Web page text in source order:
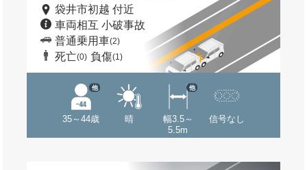
袋井市初越 付近
車両相互 小破事故
普通乗用車(2)
死亡(0) 負傷(1)
35～44歳
他
晴
幅3.5～
5.5m
他
信号なし